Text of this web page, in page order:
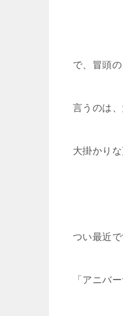
で、冒頭
言うのは
大掛かり
つい最近で
「アニバ